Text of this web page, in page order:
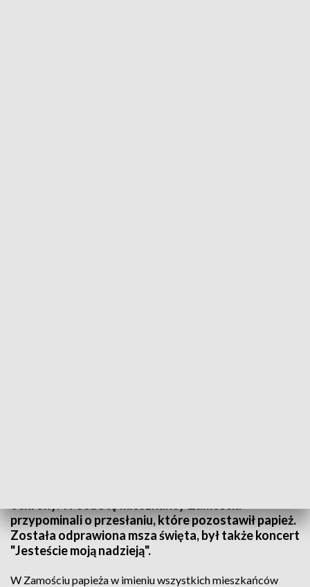
przypominali o przesłaniu, które pozostawił papież.
Została odprawiona msza święta, był także koncert
"Jesteście moją nadzieją".
W Zamościu papieża w imieniu wszystkich mieszkańców